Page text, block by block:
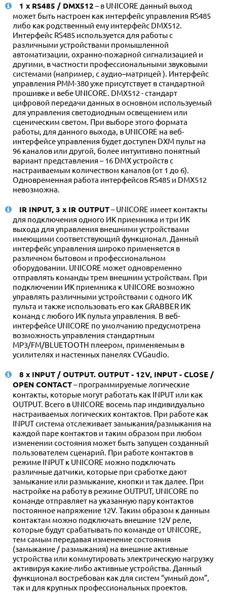
1 x RS485 / DMX512 – в UNICORE данный выход
может быть настроен как интерфейс управления RS485
либо как родственный ему интерфейс DMX512.
Интерфейс RS485 используется для работы с
различными устройствами промышленной
автоматизации, охранно-пожарной сигнализацией и
другими, в частности профессиональными звуковыми
системами (например, с аудио–матрицей ). Интерфейс
управления PMM-380 уже присутствует в стандартной
прошивке и вебе UNICORE. DMX512 - стандарт
цифровой передачи данных в основном используемый
для управления светодиодным освещением или
сценическим светом. При выборе этого формата
работы, для данного выхода, в UNICORE на веб-
интерфейсе управления будет доступен DXM пульт на
96 каналов или другой, более интуитивно понятный
вариант представления – 16 DMX устройств c
настраиваемым количеством каналов (от 1 до 6).
Одновременная работа интерфейсов RS485 и DMX512
невозможна.
IR INPUT, 3 x IR OUTPUT– UNICORE имеет контакты
для подключения одного ИК приемника и три ИК
выхода для управления внешними устройствами
имеющими соответствующий функционал. Данный
интерфейс управления широко применяется в
различном бытовом и профессиональном
оборудовании. UNICORE может одновременно
отправлять команды трем внешним устройствам. При
подключении ИК приемника к UNICORE возможно
управлять различными устройствами с одного ИК
пульта и также использовать его как GRABBER ИК
команд с любого ИК пульта управления. В веб-
интерфейсе UNICORE по умолчанию предусмотрена
возможность управления стандартным
MP3/FM/BLUETOOTH плеером, применяемым в
усилителях и настенных панелях CVGaudio.
8 x INPUT / OUTPUT. OUTPUT - 12V, INPUT - CLOSE /
OPEN CONTACT– программируемые логические
контакты, которые могут работать как INPUT или как
OUTPUT. Всего в UNICORE восемь пар индивидуально
настраиваемых логических контактов. При работе как
INPUT система отслеживает замыкания/размыкания на
каждой паре контактов и таким образом при любом
изменении состояния может быть запущен созданный
пользователем сценарий. При работе контактов в
режиме INPUT к UNICORE можно подключать
различные датчики, которые при сработке дают
замыкание или размыкание, кнопки и так далее. При
настройке на работу в режиме OUTPUT, UNICORE по
команде отправляет на указанную пару контактов
постоянное напряжение 12V. Таким образом к данным
контактам можно подключать внешние 12V реле,
которые будут срабатывать по команде от UNICORE,
тем самым передавая изменение состояния
(замыкание / размыкания) на внешние активные
устройства или коммутировать электрическую нагрузку
активируя какие-либо активные устройства. Данный
функционал востребован как для систем “умный дом”,
так и для крупных профессиональных проектов.